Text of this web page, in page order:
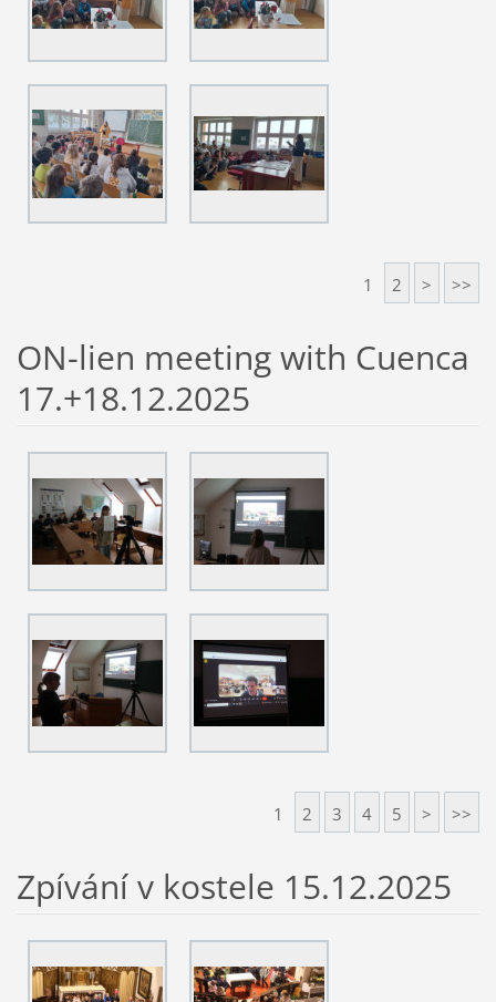
1 2 > >>
ON-lien meeting with Cuenca
17.+18.12.2025
1 2 3 4 5 > >>
Zpívání v kostele 15.12.2025